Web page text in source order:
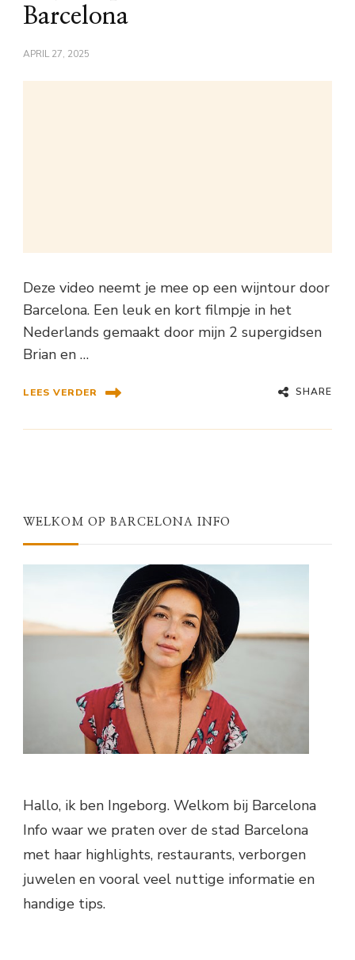
Barcelona
APRIL 27, 2025
Deze video neemt je mee op een wijntour door
Barcelona. Een leuk en kort filmpje in het
Nederlands gemaakt door mijn 2 supergidsen
Brian en …
LEES VERDER SHARE
WELKOM OP BARCELONA INFO
Hallo, ik ben Ingeborg. Welkom bij Barcelona
Info waar we praten over de stad Barcelona
met haar highlights, restaurants, verborgen
juwelen en vooral veel nuttige informatie en
handige tips.